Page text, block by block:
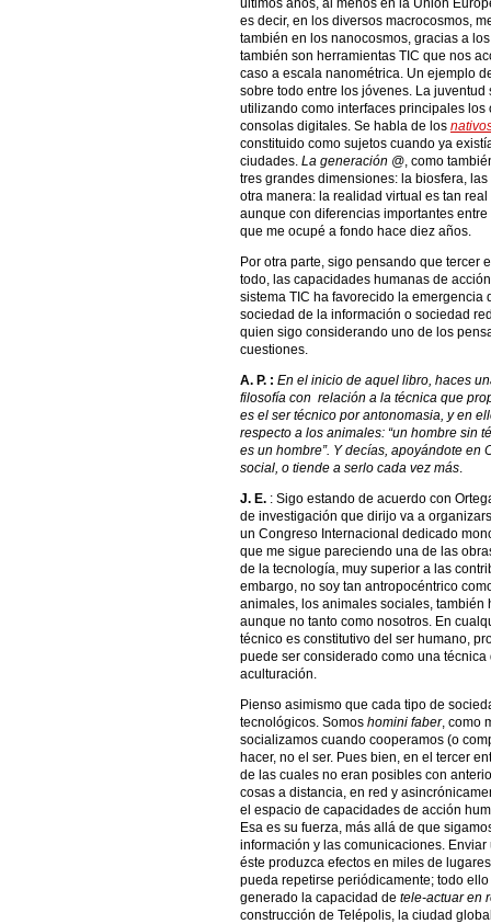
últimos años, al menos en la Unión
es decir, en los diversos macrocosmos,
también en los nanocosmos, gracias a
también son herramientas TIC que nos
caso a escala nanométrica. Un ejemplo
sobre todo entre los jóvenes. La
utilizando como interfaces principales
consolas digitales. Se habla de los
constituido como sujetos cuando ya
ciudades. La generación @, como
tres grandes dimensiones: la biosfera,
otra manera: la realidad virtual es tan
aunque con diferencias importantes
que me ocupé a fondo hace diez años.
Por otra parte, sigo pensando que tercer
todo, las capacidades humanas de
sistema TIC ha favorecido la
sociedad de la información o sociedad
quien sigo considerando uno de los
cuestiones.
A. P. : En el inicio de aquel libro, haces
filosofía con relación a la técnica que
es el ser técnico por antonomasia, y en
respecto a los animales: “un hombre sin
es un hombre”. Y decías, apoyándote en
social, o tiende a serlo cada vez más.
J. E. : Sigo estando de acuerdo con
de investigación que dirijo va a
un Congreso Internacional dedicado
que me sigue pareciendo una de las
de la tecnología, muy superior a las
embargo, no soy tan antropocéntrico
animales, los animales sociales,
aunque no tanto como nosotros. En
técnico es constitutivo del ser humano,
puede ser considerado como una
aculturación.
Pienso asimismo que cada tipo de
tecnológicos. Somos homini faber, como
socializamos cuando cooperamos (o
hacer, no el ser. Pues bien, en el tercer
de las cuales no eran posibles con
cosas a distancia, en red y
el espacio de capacidades de acción
Esa es su fuerza, más allá de que
información y las comunicaciones.
éste produzca efectos en miles de
pueda repetirse periódicamente; todo
generado la capacidad de tele-actuar en
construcción de Telépolis, la ciudad